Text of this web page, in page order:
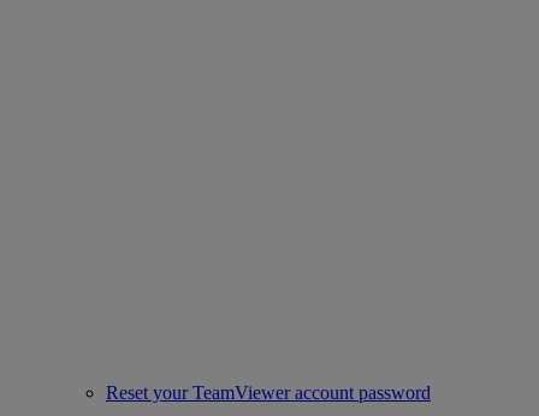
Reset your TeamViewer account password